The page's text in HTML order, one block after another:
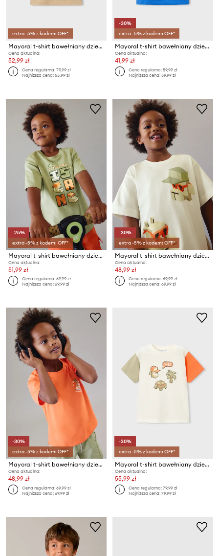
extra -5% z kodem: OFF*
Mayoral t-shirt bawełniany dziecięcy
Cena aktualna:
52,99 zł
Cena regularna:79,99 zł
Najniższa cena:55,99 zł
-30%
extra -5% z kodem: OFF*
Mayoral t-shirt bawełniany dziecięcy
Cena aktualna:
41,99 zł
Cena regularna:59,99 zł
Najniższa cena:59,99 zł
-25%
extra -5% z kodem: OFF*
Mayoral t-shirt bawełniany dziecięcy
Cena aktualna:
51,99 zł
Cena regularna:69,99 zł
Najniższa cena:69,99 zł
-30%
extra -5% z kodem: OFF*
Mayoral t-shirt bawełniany dziecięcy
Cena aktualna:
48,99 zł
Cena regularna:69,99 zł
Najniższa cena:69,99 zł
-30%
extra -5% z kodem: OFF*
Mayoral t-shirt bawełniany dziecięcy
Cena aktualna:
48,99 zł
Cena regularna:69,99 zł
Najniższa cena:69,99 zł
-30%
extra -5% z kodem: OFF*
Mayoral t-shirt bawełniany dziecięcy
Cena aktualna:
55,99 zł
Cena regularna:79,99 zł
Najniższa cena:79,99 zł